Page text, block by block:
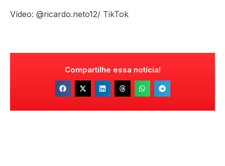
Vídeo: @ricardo.neto12/ TikTok
Compartilhe essa notícia!